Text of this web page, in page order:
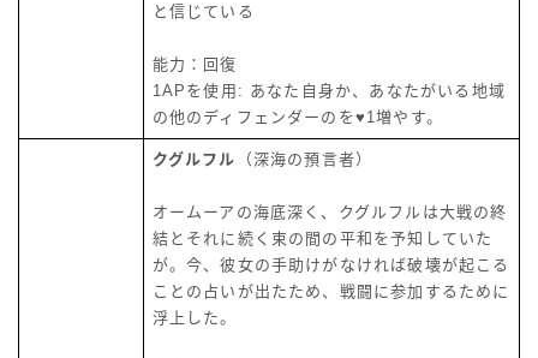
と信じている
能力：回復
1APを使用: あなた自身か、あなたがいる地域
の他のディフェンダーのを♥1増やす。
クグルフル （深海の預言者）
オームーアの海底深く、クグルフルは大戦の終
結とそれに続く束の間の平和を予知していた
が。今、彼女の手助けがなければ破壊が起こる
ことの占いが出たため、戦闘に参加するために
浮上した。